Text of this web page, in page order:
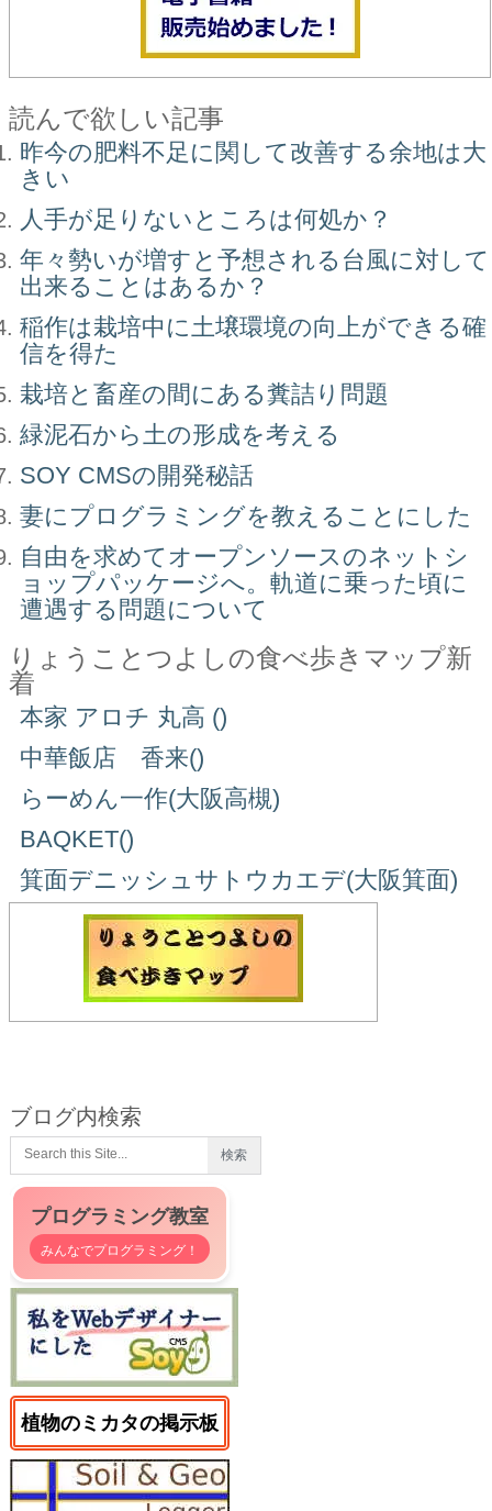
読んで欲しい記事
昨今の肥料不足に関して改善する余地は大
きい
人手が足りないところは何処か？
年々勢いが増すと予想される台風に対して
出来ることはあるか？
稲作は栽培中に土壌環境の向上ができる確
信を得た
栽培と畜産の間にある糞詰り問題
緑泥石から土の形成を考える
SOY CMSの開発秘話
妻にプログラミングを教えることにした
自由を求めてオープンソースのネットシ
ョップパッケージへ。軌道に乗った頃に
遭遇する問題について
りょうことつよしの食べ歩きマップ新
着
本家 アロチ 丸高 ()
中華飯店 香来()
らーめん一作(大阪高槻)
BAQKET()
箕面デニッシュサトウカエデ(大阪箕面)
ブログ内検索
プログラミング教室
みんなでプログラミング！
植物のミカタの掲示板